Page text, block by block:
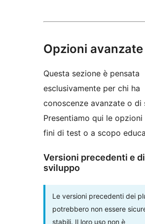
Opzioni avanzate
Questa sezione è pensata
esclusivamente per chi ha
conoscenze avanzate o di
Presentiamo qui le opzioni
fini di test o a scopo
Versioni precedenti e di
sviluppo
Le versioni precedenti dei
potrebbero non essere
stabili. Il loro uso non è